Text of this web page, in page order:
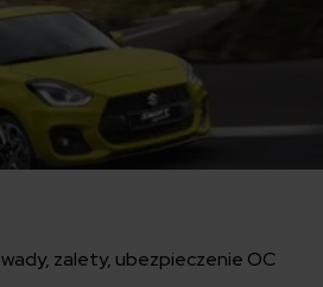
zalety, ubezpieczenie OC